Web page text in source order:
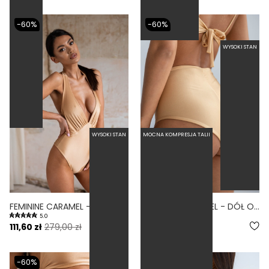
-60%
5.0
111,60 zł 279,00 zł
WYSOKI STAN
-60%
FREEDOM CARAMEL - DÓŁ OD BIKINI WYSOKI STAN ZABUDOWANY KARMELOWY
WYSOKI STAN
-60%
MOCNA KOMPRESJA TALII